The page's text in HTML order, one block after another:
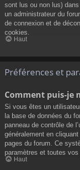
sont lus ou non lus)
un administrateur du
de connexion et de
cookies.
Haut
Préférences et
Comment puis-je
Si vous êtes un
la base de données du
panneau de contrôle de
généralement en
pages du forum. Ce
paramètres et toutes vos
Haut